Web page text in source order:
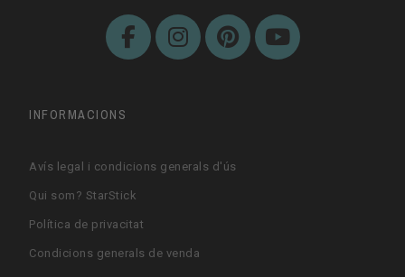
INFORMACIONS
Avís legal i condicions generals d'ús
Qui som? StarStick
Política de privacitat
Condicions generals de venda